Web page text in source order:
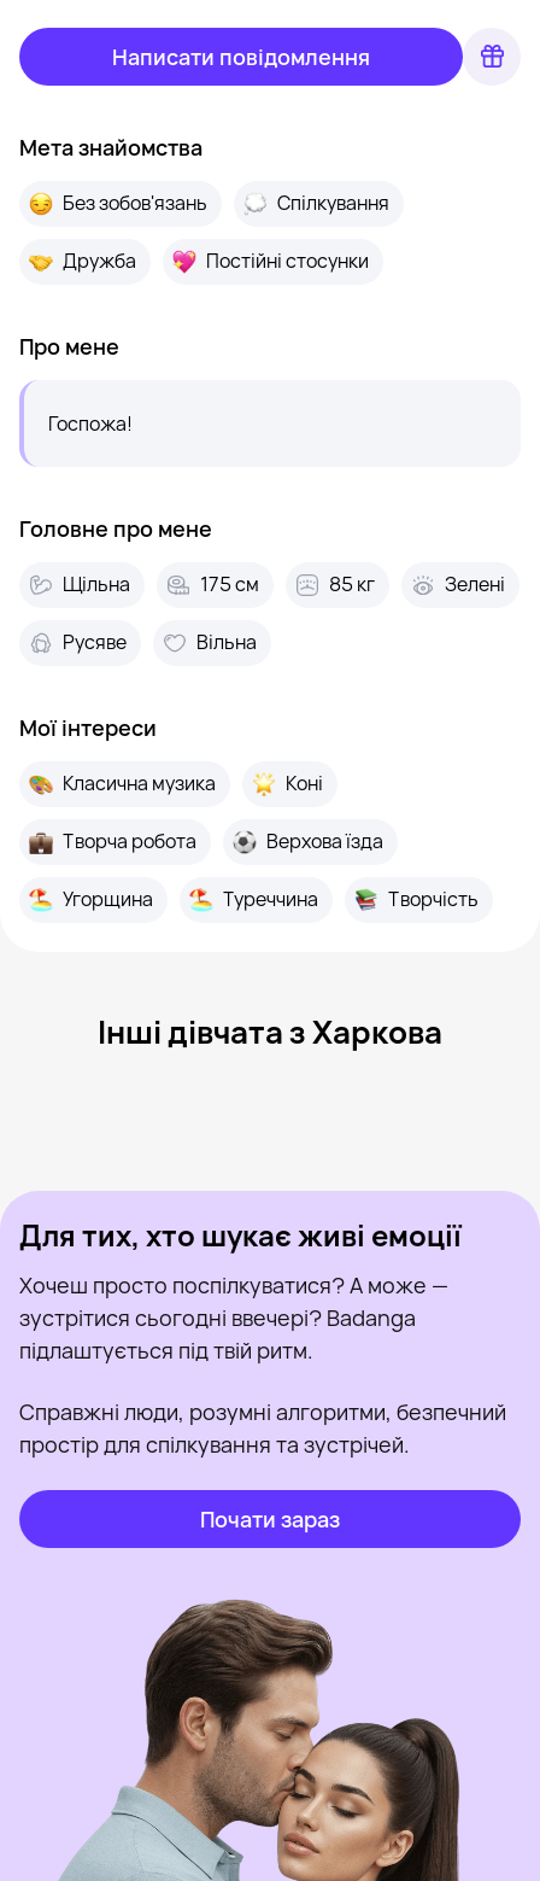
Написати повідомлення
Мета знайомства
Без зобов'язань Спілкування
Дружба Постійні стосунки
Про мене
Госпожа!
Головне про мене
Щільна 175 см 85 кг Зелені
Русяве Вільна
Мої інтереси
Класична музика Коні
Творча робота Верхова їзда
Угорщина Туреччина Творчість
Інші дівчата з Харкова
Для тих, хто шукає живі емоції
Хочеш просто поспілкуватися? А може —
зустрітися сьогодні ввечері? Badanga
підлаштується під твій ритм.
Справжні люди, розумні алгоритми, безпечний
простір для спілкування та зустрічей.
Почати зараз